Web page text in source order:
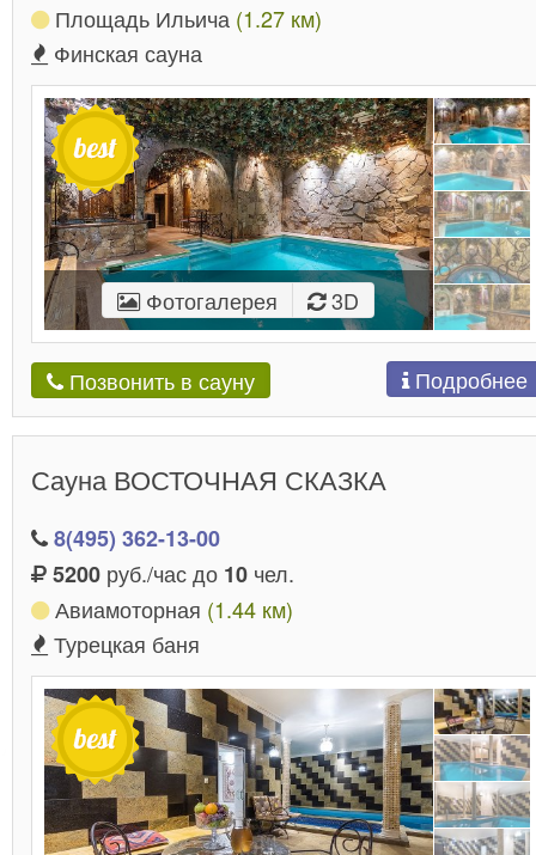
Площадь Ильича (1.27 км)
Финская сауна
Фотогалерея 3D
Позвонить в сауну Подробнее
Сауна ВОСТОЧНАЯ СКАЗКА
8(495) 362-13-00
5200 руб./час до 10 чел.
Авиамоторная (1.44 км)
Турецкая баня